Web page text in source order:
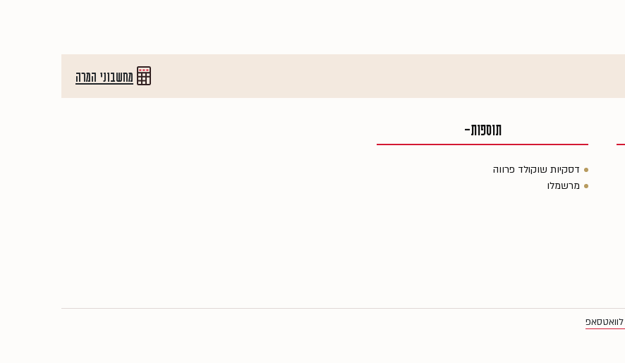
מחשבוני המרה
תוספות-
דסקיות שוקולד פרווה
מרשמלו